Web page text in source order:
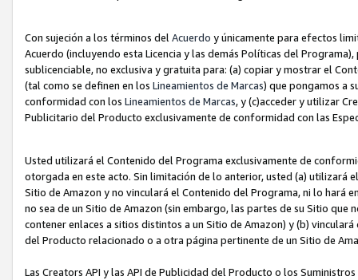
Con sujeción a los términos del Acuerdo y únicamente para efectos
Acuerdo (incluyendo esta Licencia y las demás Políticas del
sublicenciable, no exclusiva y gratuita para: (a) copiar y mostrar el
(tal como se definen en los Lineamientos de Marcas) que pongamos a
conformidad con los Lineamientos de Marcas, y (c)acceder y utilizar
Publicitario del Producto exclusivamente de conformidad con las
Usted utilizará el Contenido del Programa exclusivamente de
otorgada en este acto. Sin limitación de lo anterior, usted (a) utilizará
Sitio de Amazon y no vinculará el Contenido del Programa, ni lo hará
no sea de un Sitio de Amazon (sin embargo, las partes de su Sitio
contener enlaces a sitios distintos a un Sitio de Amazon) y (b)
del Producto relacionado o a otra página pertinente de un Sitio de
Las Creators API y las API de Publicidad del Producto o los